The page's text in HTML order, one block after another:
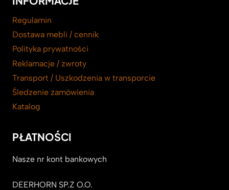
Regulamin
Dostawa mebli / cennik
Polityka prywatności
Reklamacje / zwroty
Transport / Uszkodzenia w transporcie
Śledzenie zamówienia
Katalog
PŁATNOŚCI
Nasze nr kont bankowych
DEERHORN SP.Z O.O.